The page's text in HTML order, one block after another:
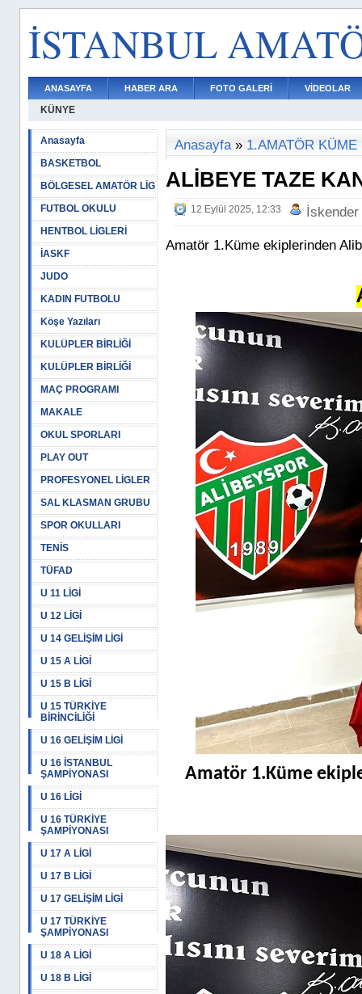
İSTANBUL
ANASAYFA HABER ARA FOTO GALERİ VİDEOLAR
KÜNYE
Anasayfa
BASKETBOL
BÖLGESEL AMATÖR LİG
FUTBOL OKULU
HENTBOL LİGLERİ
İASKF
JUDO
KADIN FUTBOLU
Köşe Yazıları
KULÜPLER BİRLİĞİ
KULÜPLER BİRLİĞİ
MAÇ PROGRAMI
MAKALE
OKUL SPORLARI
PLAY OUT
PROFESYONEL LİGLER
SAL KLASMAN GRUBU
SPOR OKULLARI
TENİS
TÜFAD
U 11 LİGİ
U 12 LİGİ
U 14 GELİŞİM LİGİ
U 15 A LİGİ
U 15 B LİGİ
U 15 TÜRKİYE
BİRİNCİLİĞİ
U 16 GELİŞİM LİGİ
U 16 İSTANBUL
ŞAMPİYONASI
U 16 LİGİ
U 16 TÜRKİYE
ŞAMPİYONASI
U 17 A LİGİ
U 17 B LİGİ
U 17 GELİŞİM LİGİ
U 17 TÜRKİYE
ŞAMPİYONASI
U 18 A LİGİ
U 18 B LİGİ
Anasayfa» 1.AMATÖR KÜME
ALİBEYE TAZE
12 Eylül 2025, 12:33 İskender
Amatör 1.Küme ekiplerinden
Amatör 1.Küme